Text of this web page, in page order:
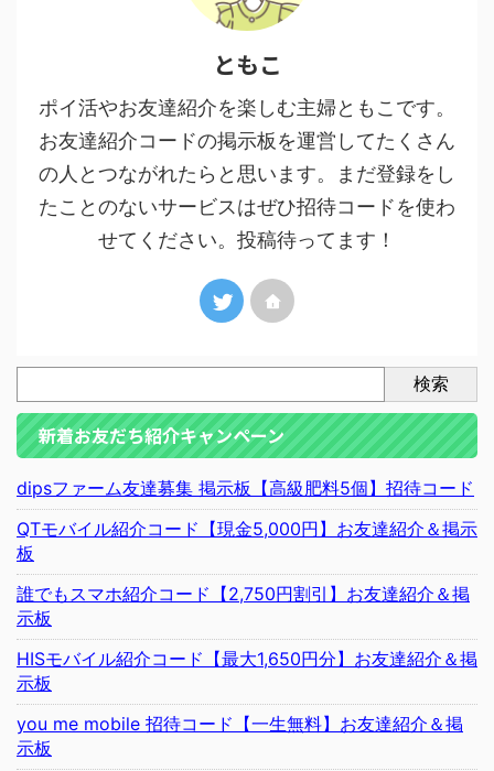
ともこ
ポイ活やお友達紹介を楽しむ主婦ともこです。
お友達紹介コードの掲示板を運営してたくさん
の人とつながれたらと思います。まだ登録をし
たことのないサービスはぜひ招待コードを使わ
せてください。投稿待ってます！
検索
新着お友だち紹介キャンペーン
dipsファーム友達募集 掲示板【高級肥料5個】招待コード
QTモバイル紹介コード【現金5,000円】お友達紹介＆掲示
板
誰でもスマホ紹介コード【2,750円割引】お友達紹介＆掲
示板
HISモバイル紹介コード【最大1,650円分】お友達紹介＆掲
示板
you me mobile 招待コード【一生無料】お友達紹介＆掲
示板